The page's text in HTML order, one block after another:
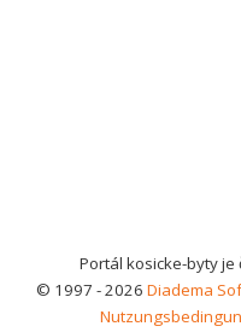
Portál kosicke-byty je
© 1997 - 2026 Diadema